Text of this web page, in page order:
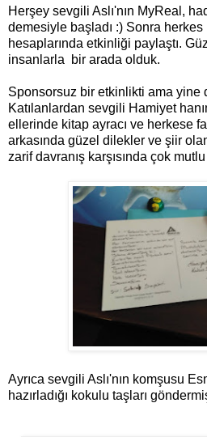
Herşey sevgili Aslı'nın MyReal,
demesiyle başladı :) Sonra
hesaplarında etkinliği paylaştı.
insanlarla bir arada olduk.
Sponsorsuz bir etkinlikti ama yine
Katılanlardan sevgili Hamiyet
ellerinde kitap ayracı ve herkese
arkasında güzel dilekler ve şiir
zarif davranış karşısında çok
Ayrıca sevgili Aslı'nın komşusu
hazırladığı kokulu taşları